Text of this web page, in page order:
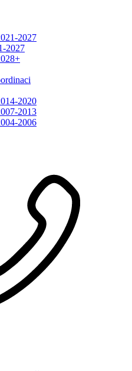
2027
2027
2020
2013
2006